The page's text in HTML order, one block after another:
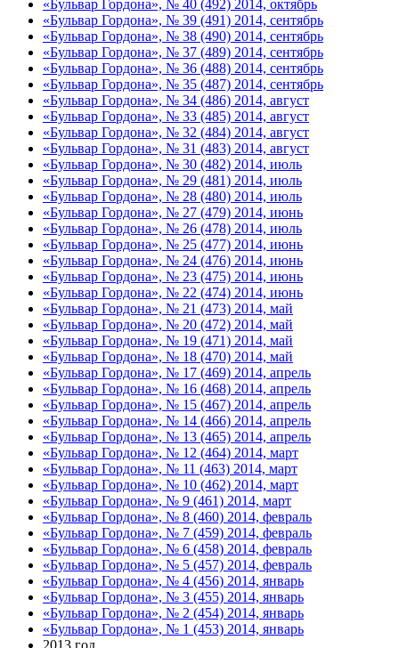
«Бульвар Гордона», № 40 (492) 2014, октябрь
«Бульвар Гордона», № 39 (491) 2014, сентябрь
«Бульвар Гордона», № 38 (490) 2014, сентябрь
«Бульвар Гордона», № 37 (489) 2014, сентябрь
«Бульвар Гордона», № 36 (488) 2014, сентябрь
«Бульвар Гордона», № 35 (487) 2014, сентябрь
«Бульвар Гордона», № 34 (486) 2014, август
«Бульвар Гордона», № 33 (485) 2014, август
«Бульвар Гордона», № 32 (484) 2014, август
«Бульвар Гордона», № 31 (483) 2014, август
«Бульвар Гордона», № 30 (482) 2014, июль
«Бульвар Гордона», № 29 (481) 2014, июль
«Бульвар Гордона», № 28 (480) 2014, июль
«Бульвар Гордона», № 27 (479) 2014, июнь
«Бульвар Гордона», № 26 (478) 2014, июль
«Бульвар Гордона», № 25 (477) 2014, июнь
«Бульвар Гордона», № 24 (476) 2014, июнь
«Бульвар Гордона», № 23 (475) 2014, июнь
«Бульвар Гордона», № 22 (474) 2014, июнь
«Бульвар Гордона», № 21 (473) 2014, май
«Бульвар Гордона», № 20 (472) 2014, май
«Бульвар Гордона», № 19 (471) 2014, май
«Бульвар Гордона», № 18 (470) 2014, май
«Бульвар Гордона», № 17 (469) 2014, апрель
«Бульвар Гордона», № 16 (468) 2014, апрель
«Бульвар Гордона», № 15 (467) 2014, апрель
«Бульвар Гордона», № 14 (466) 2014, апрель
«Бульвар Гордона», № 13 (465) 2014, апрель
«Бульвар Гордона», № 12 (464) 2014, март
«Бульвар Гордона», № 11 (463) 2014, март
«Бульвар Гордона», № 10 (462) 2014, март
«Бульвар Гордона», № 9 (461) 2014, март
«Бульвар Гордона», № 8 (460) 2014, февраль
«Бульвар Гордона», № 7 (459) 2014, февраль
«Бульвар Гордона», № 6 (458) 2014, февраль
«Бульвар Гордона», № 5 (457) 2014, февраль
«Бульвар Гордона», № 4 (456) 2014, январь
«Бульвар Гордона», № 3 (455) 2014, январь
«Бульвар Гордона», № 2 (454) 2014, январь
«Бульвар Гордона», № 1 (453) 2014, январь
2013 год